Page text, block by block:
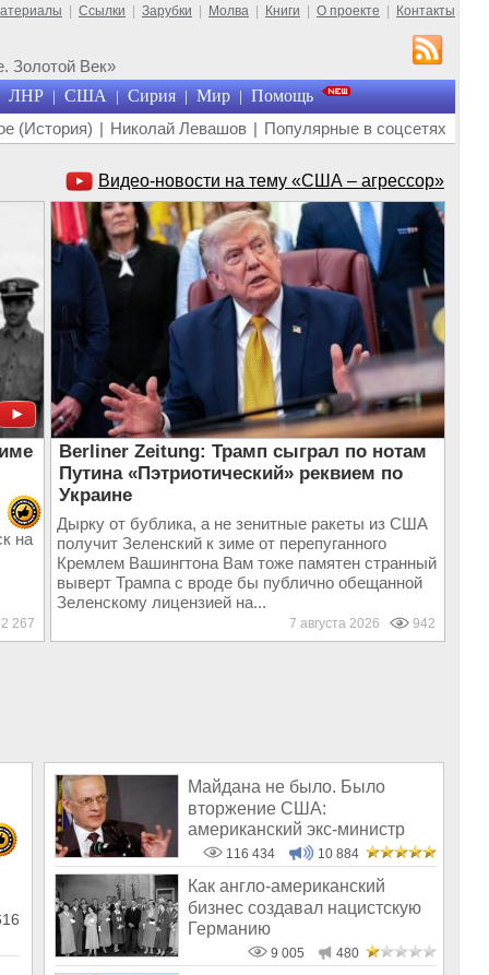
Ссылки Зарубки Молва Книги О проекте Контакты
Золотой Век»
ЛНР | США | Сирия | Мир | Помощь
(История) | Николай Левашов | Популярные в соцсетях
Видео-новости на тему «США – агрессор»
на
267
Berliner Zeitung: Трамп сыграл по нотам
Путина «Пэтриотический» реквием по
Украине
Дырку от бублика, а не зенитные ракеты из США
получит Зеленский к зиме от перепуганного
Кремлем Вашингтона Вам тоже памятен странный
выверт Трампа с вроде бы публично обещанной
Зеленскому лицензией на...
7 августа 2026 942
Майдана не было. Было
вторжение США:
американский экс-министр
написал открытое пись
116 434 10 884
Как англо-американский
бизнес создавал нацистскую
Германию
9 005 480